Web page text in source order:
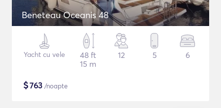
Beneteau Oceanis 48
Yacht cu vele
48 ft
15 m
12 5 6
$763 /noapte